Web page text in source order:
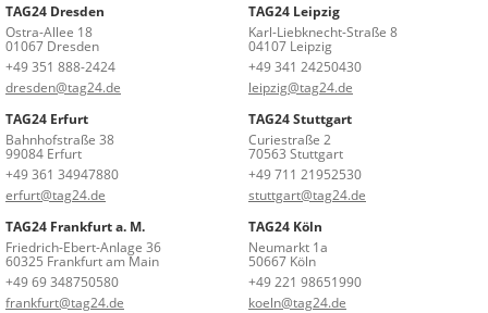
TAG24 Dresden
Ostra-Allee 18
01067 Dresden
+49 351 888-2424
dresden@tag24.de
TAG24 Leipzig
Karl-Liebknecht-Straße 8
04107 Leipzig
+49 341 24250430
leipzig@tag24.de
TAG24 Erfurt
Bahnhofstraße 38
99084 Erfurt
+49 361 34947880
erfurt@tag24.de
TAG24 Stuttgart
Curiestraße 2
70563 Stuttgart
+49 711 21952530
stuttgart@tag24.de
TAG24 Frankfurt a. M.
Friedrich-Ebert-Anlage 36
60325 Frankfurt am Main
+49 69 348750580
frankfurt@tag24.de
TAG24 Köln
Neumarkt 1a
50667 Köln
+49 221 98651990
koeln@tag24.de